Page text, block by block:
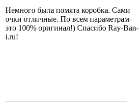
Немного была помята коробка. Сами
очки отличные. По всем параметрам-
это 100% оригинал!) Спасибо Ray-Ban-
i.ru!